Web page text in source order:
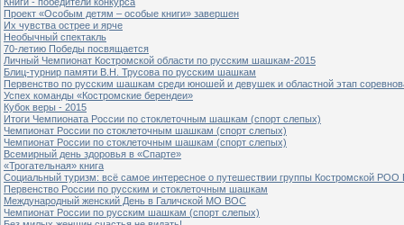
Проект «Особым детям – особые книги» завершен
Их чувства острее и ярче
Необычный спектакль
70-летию Победы посвящается
Личный Чемпионат Костромской области по русским шашкам-2015
Блиц-турнир памяти В.Н. Трусова по русским шашкам
Первенство по русским шашкам среди юношей и девушек и областной этап
Успех команды «Костромские берендеи»
Кубок веры - 2015
Итоги Чемпионата России по стоклеточным шашкам (спорт слепых)
Чемпионат России по стоклеточным шашкам (спорт слепых)
Чемпионат России по стоклеточным шашкам (спорт слепых)
Всемирный день здоровья в «Спарте»
«Трогательная» книга
Социальный туризм: всё самое интересное о путешествии группы Костромской
Первенство России по русским и стоклеточным шашкам
Международный женский День в Галичской МО ВОС
Чемпионат России по русским шашкам (спорт слепых)